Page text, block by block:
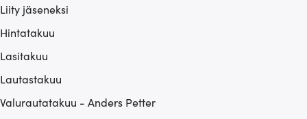
Liity jäseneksi
Hintatakuu
Lasitakuu
Lautastakuu
Valurautatakuu - Anders Petter